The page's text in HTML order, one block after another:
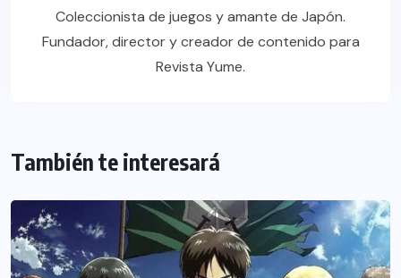
Coleccionista de juegos y amante de Japón.
Fundador, director y creador de contenido para
Revista Yume.
También te interesará